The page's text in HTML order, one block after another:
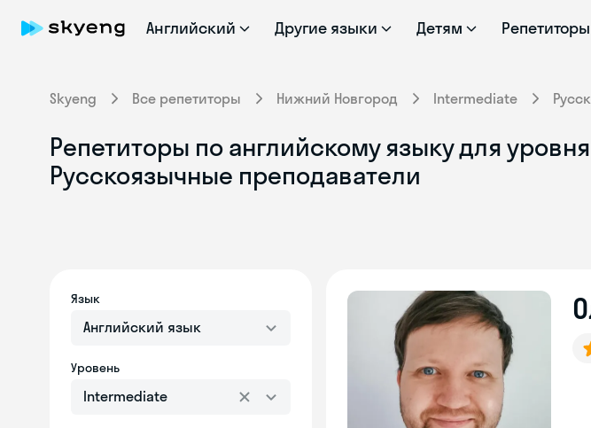
Английский Другие языки Детям Репетиторы
Skyeng Все репетиторы Нижний Новгород Intermediate
Репетиторы по английскому языку для
Русскоязычные преподаватели
Язык
Английский язык
Уровень
Intermediate